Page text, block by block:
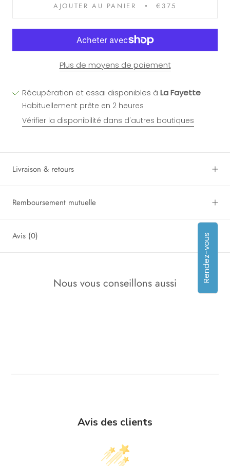
Rendez-vous
AJOUTER AU PANIER €375
Plus de moyens de paiement
Récupération et essai disponibles à La Fayette
Habituellement prête en 2 heures
Vérifier la disponibilité dans d'autres boutiques
Livraison & retours
Remboursement mutuelle
Avis (0)
Nous vous conseillons aussi
Avis des clients